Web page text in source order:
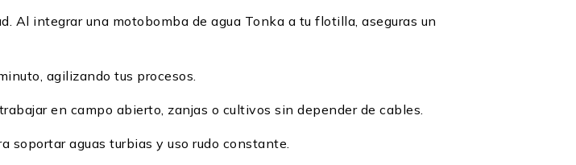
Al integrar una motobomba de agua Tonka a tu flotilla, aseguras un
agilizando tus procesos.
en campo abierto, zanjas o cultivos sin depender de cables.
soportar aguas turbias y uso rudo constante.